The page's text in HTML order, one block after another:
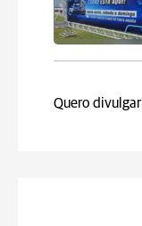
Quero divulgar